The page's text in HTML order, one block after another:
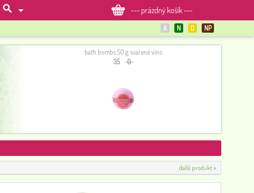
--- prázdný košík ---
A N D NP
bath bombs 50 g svařené víno
35 0
Zubní pasta s neemem a hřebíčkem, 125 g, Healing Nature
další produkt »